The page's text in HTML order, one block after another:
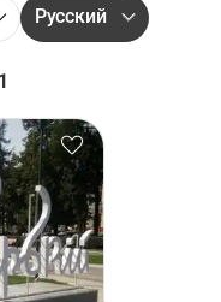
Русский
1